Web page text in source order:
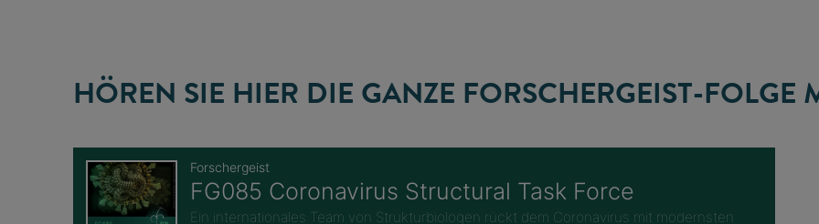
HÖREN SIE HIER DIE GANZE FORSCHERGEIST-FOLGE